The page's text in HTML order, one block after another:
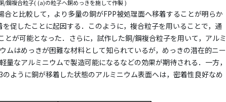
複合粒子( (a)の粒子へ銅めっきを施して作製 )
と比較して，より多量の銅がFPP被処理面へ移着することが明らか
促したことに起因する．このように，複合粒子を用いることで，通
が可能となった．さらに，試作した銅/鋼複合粒子を用いて，アルミ
はめっきが困難な材料として知られているが，めっきの潜在的ニー
なアルミニウムで製造可能になるなどの効果が期待される．一方，
ように銅が移着した状態のアルミニウム表面へは，密着性良好なめ